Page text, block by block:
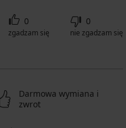
0
zgadzam się
0
nie zgadzam się
Darmowa wymiana i
zwrot